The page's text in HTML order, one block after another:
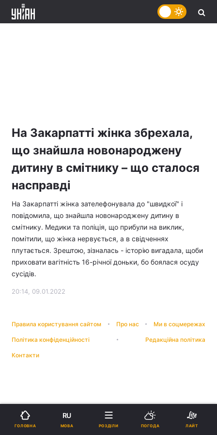
На Закарпатті жінка збрехала,
що знайшла новонароджену
дитину в смітнику – що сталося
насправді
На Закарпатті жінка зателефонувала до "швидкої" і
повідомила, що знайшла новонароджену дитину в
смітнику. Медики та поліція, що прибули на виклик,
помітили, що жінка нервується, а в свідченнях
плутається. Зрештою, зізналась - історію вигадала, щоби
приховати вагітність 16-річної доньки, бо боялася осуду
сусідів.
20:14, 09.01.2022
Правила користування сайтом Про нас Ми в соцмережах
Політика конфіденційності Редакційна політика
Контакти
ГОЛОВНА
RU
МОВА РОЗДІЛИ ПОГОДА ЛАЙТ